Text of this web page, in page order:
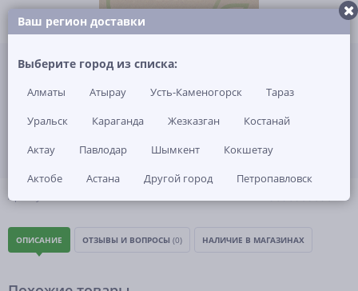
Артикул: - (0)
Нет в наличии
ОПИСАНИЕ ОТЗЫВЫ И ВОПРОСЫ (0) НАЛИЧИЕ В МАГАЗИНАХ
Ваш регион доставки
Выберите город из списка:
Алматы Атырау Усть-Каменогорск
Тараз
Уральск
Караганда Жезказган
Костанай
Актау
Павлодар Шымкент
Кокшетау
Актобе
Астана Другой город Петропавловск